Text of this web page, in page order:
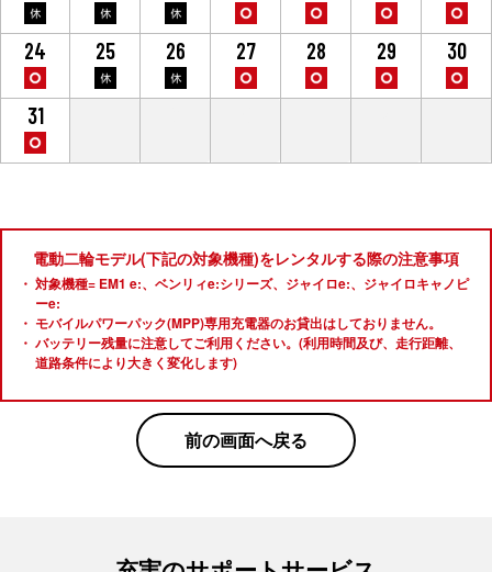
24 25 26 27 28 29 30
31
電動二輪モデル(下記の対象機種)をレンタルする際の注意事項
対象機種= EM1 e:、ベンリィe:シリーズ、ジャイロe:、ジャイロキャノピ
ーe:
モバイルパワーパック(MPP)専用充電器のお貸出はしておりません。
バッテリー残量に注意してご利用ください。(利用時間及び、走行距離、
道路条件により大きく変化します)
前の画面へ戻る